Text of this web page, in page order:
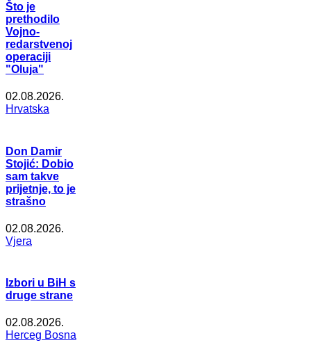
Što je
prethodilo
Vojno-
redarstvenoj
operaciji
"Oluja"
02.08.2026.
Hrvatska
Don Damir
Stojić: Dobio
sam takve
prijetnje, to je
strašno
02.08.2026.
Vjera
Izbori u BiH s
druge strane
02.08.2026.
Herceg Bosna